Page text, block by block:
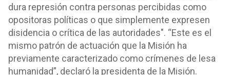
dura represión contra personas percibidas como
opositoras políticas o que simplemente expresen
disidencia o crítica de las autoridades". “Este es el
mismo patrón de actuación que la Misión ha
previamente caracterizado como crímenes de lesa
humanidad”, declaró la presidenta de la Misión.